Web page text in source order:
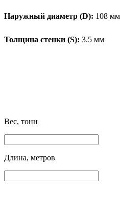
Наружный диаметр (D): 108 мм
Толщина стенки (S): 3.5 мм
Вес, тонн
Длина, метров